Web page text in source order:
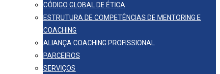
CÓDIGO GLOBAL DE ÉTICA
ESTRUTURA DE COMPETÊNCIAS DE MENTORING E
COACHING
ALIANÇA COACHING PROFISSIONAL
PARCEIROS
SERVIÇOS